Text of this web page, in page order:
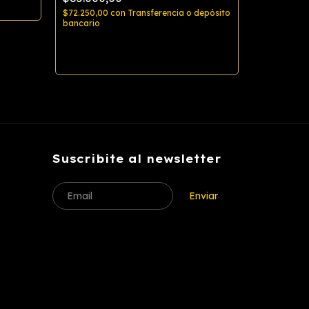
$72.250,00 con Transferencia o depósito
bancario
Suscribite al newsletter